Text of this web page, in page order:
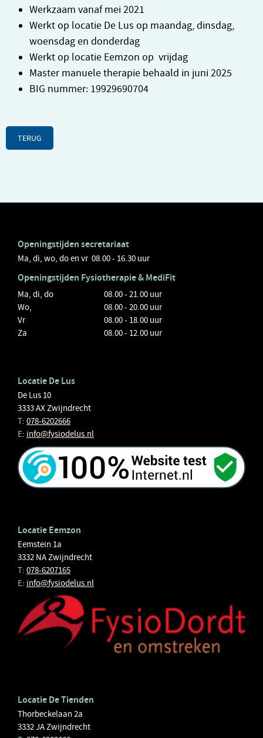
Werkzaam vanaf mei 2021
Werkt op locatie De Lus op maandag, dinsdag,
woensdag en donderdag
Werkt op locatie Eemzon op vrijdag
Master manuele therapie behaald in juni 2025
BIG nummer: 19929690704
TERUG
Openingstijden secretariaat
Ma, di, wo, do en vr 08.00 - 16.30 uur
Openingstijden Fysiotherapie& MediFit
Ma, di, do
08.00 - 21.00 uur
Wo,
08.00 - 20.00 uur
Vr
08.00 - 18.00 uur
Za
08.00 - 12.00 uur
Locatie De Lus
De Lus 10
3333 AX Zwijndrecht
T: 078-6202666
E: info@fysiodelus.nl
Locatie Eemzon
Eemstein 1a
3332 NA Zwijndrecht
T: 078-6207165
E: info@fysiodelus.nl
Locatie De Tienden
Thorbeckelaan 2a
3332 JA Zwijndrecht